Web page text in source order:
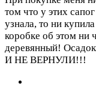
том что у этих
узнала, то ни
коробке об этом ни
деревянный!
И НЕ ВЕРНУЛИ!!!